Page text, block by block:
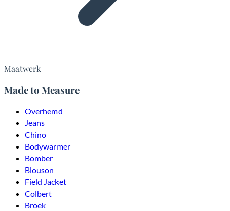
Maatwerk
Made to Measure
Overhemd
Jeans
Chino
Bodywarmer
Bomber
Blouson
Field Jacket
Colbert
Broek